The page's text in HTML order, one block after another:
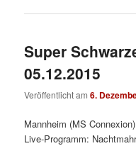
Super
05.12.2015
Veröffentlicht am6.
Mannheim (MS
Live-Programm: